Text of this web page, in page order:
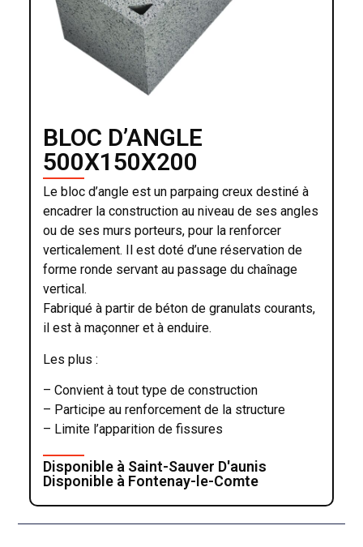
BLOC D’ANGLE
500X150X200
Le bloc d’angle est un parpaing creux destiné à
encadrer la construction au niveau de ses angles
ou de ses murs porteurs, pour la renforcer
verticalement. Il est doté d’une réservation de
forme ronde servant au passage du chaînage
vertical.
Fabriqué à partir de béton de granulats courants,
il est à maçonner et à enduire.
Les plus :
– Convient à tout type de construction
– Participe au renforcement de la structure
– Limite l’apparition de fissures
Disponible à Saint-Sauver D'aunis
Disponible à Fontenay-le-Comte